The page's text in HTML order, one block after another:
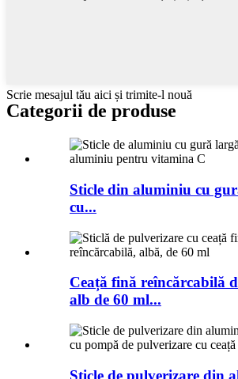
Scrie mesajul tău aici și trimite-l nouă
Categorii de produse
Sticle din aluminiu cu
cu...
Ceață fină reîncărcabilă
alb de 60 ml...
Sticle de pulverizare din